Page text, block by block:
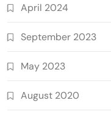
April 2024
September 2023
May 2023
August 2020